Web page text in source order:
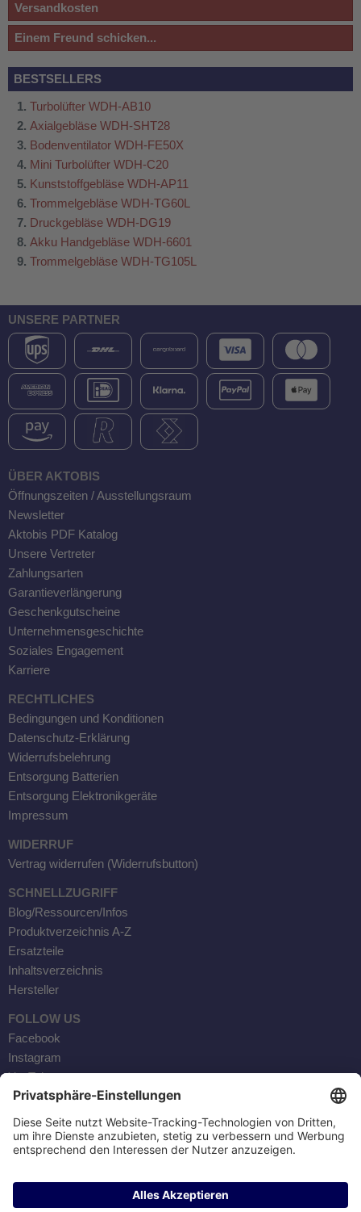
Versandkosten
Einem Freund schicken...
BESTSELLERS
Turbolüfter WDH-AB10
Axialgebläse WDH-SHT28
Bodenventilator WDH-FE50X
Mini Turbolüfter WDH-C20
Kunststoffgebläse WDH-AP11
Trommelgebläse WDH-TG60L
Druckgebläse WDH-DG19
Akku Handgebläse WDH-6601
Trommelgebläse WDH-TG105L
UNSERE PARTNER
ÜBER AKTOBIS
Öffnungszeiten / Ausstellungsraum
Newsletter
Aktobis PDF Katalog
Unsere Vertreter
Zahlungsarten
Garantieverlängerung
Geschenkgutscheine
Unternehmensgeschichte
Soziales Engagement
Karriere
RECHTLICHES
Bedingungen und Konditionen
Datenschutz-Erklärung
Widerrufsbelehrung
Entsorgung Batterien
Entsorgung Elektronikgeräte
Impressum
WIDERRUF
Vertrag widerrufen (Widerrufsbutton)
SCHNELLZUGRIFF
Blog/Ressourcen/Infos
Produktverzeichnis A-Z
Ersatzteile
Inhaltsverzeichnis
Hersteller
FOLLOW US
Facebook
Instagram
YouTube
Kontaktaufnahme
AKTOBIS AG
BORSIGSTR. 20
63110 RODGAU / GERMANY